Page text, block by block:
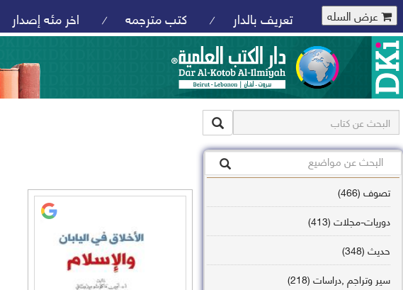
عرض السله تعريف بالدار / كتب مترجمه / اخر مئه إصدار
تصوف (466)
دوريات-مجلات (413)
حديث (348)
سير وتراجم ,دراسات (218)